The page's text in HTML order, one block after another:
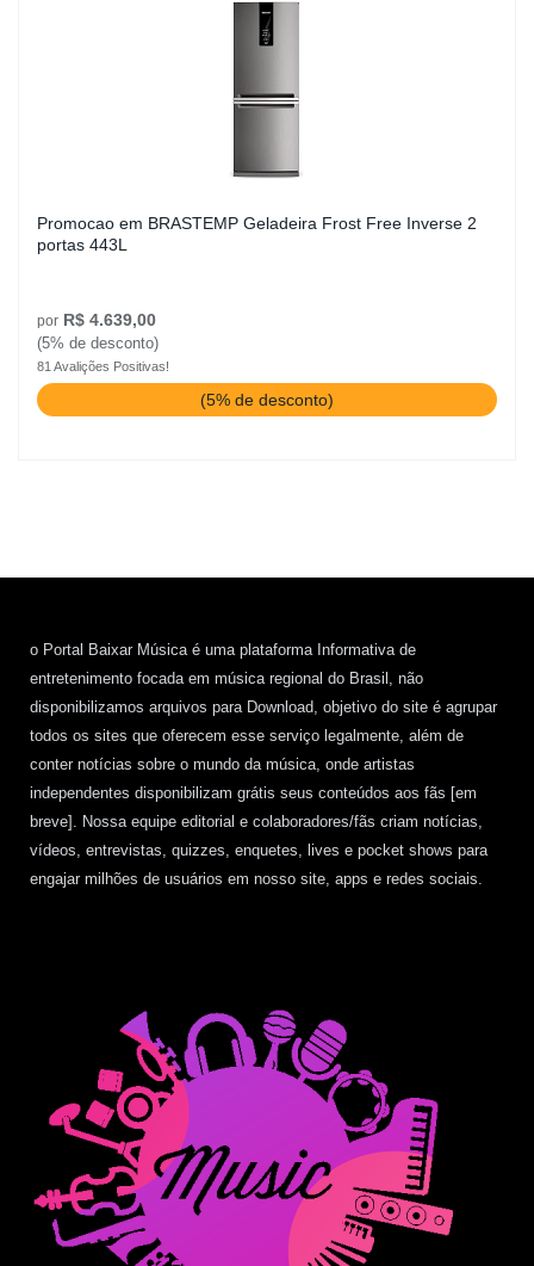
Promocao em BRASTEMP Geladeira Frost Free Inverse 2
portas 443L
por R$ 4.639,00
(5% de desconto)
81 Avalições Positivas!
(5% de desconto)
o Portal Baixar Música é uma plataforma Informativa de
entretenimento focada em música regional do Brasil, não
disponibilizamos arquivos para Download, objetivo do site é agrupar
todos os sites que oferecem esse serviço legalmente, além de
conter notícias sobre o mundo da música, onde artistas
independentes disponibilizam grátis seus conteúdos aos fãs [em
breve]. Nossa equipe editorial e colaboradores/fãs criam notícias,
vídeos, entrevistas, quizzes, enquetes, lives e pocket shows para
engajar milhões de usuários em nosso site, apps e redes sociais.